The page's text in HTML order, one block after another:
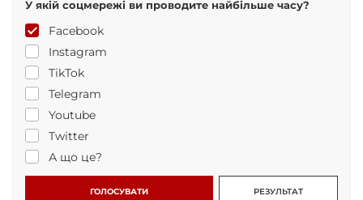
У якій соцмережі ви проводите найбільше часу?
Facebook
Instagram
TikTok
Telegram
Youtube
Twitter
А що це?
ГОЛОСУВАТИ РЕЗУЛЬТАТ